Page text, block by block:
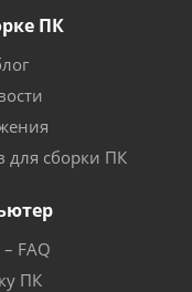
ПК
для сборки ПК
FAQ
ПК